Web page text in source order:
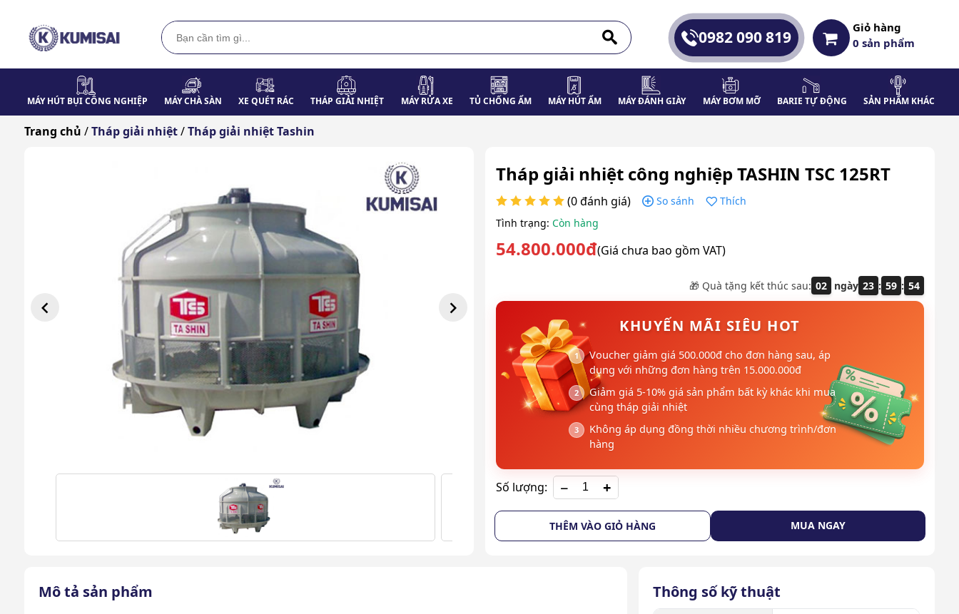
0982 090 819
Giỏ hàng
0sản phẩm
MÁY HÚT BỤI CÔNG NGHIỆP MÁY CHÀ SÀN XE QUÉT RÁC THÁP GIẢI NHIỆT MÁY RỬA XE TỦ CHỐNG ẨM MÁY HÚT ẨM MÁY ĐÁNH GIÀY MÁY BƠM MỠ BARIE TỰ ĐỘNG SẢN PHẨM KHÁC
Trang chủ / Tháp giải nhiệt / Tháp giải nhiệt Tashin
Tháp giải nhiệt công nghiệp TASHIN TSC 125RT
(0 đánh giá) So sánh
Thích
Tình trạng: Còn hàng
54.800.000đ(Giá chưa bao gồm VAT)
🎁 Quà tặng kết thúc sau: 02 ngày 23 : 59 : 53
KHUYẾN MÃI SIÊU HOT
Voucher giảm giá 500.000đ cho đơn hàng sau, áp
dụng với những đơn hàng trên 15.000.000đ
Giảm giá 5-10% giá sản phẩm bất kỳ khác khi mua
cùng tháp giải nhiệt
Không áp dụng đồng thời nhiều chương trình/đơn
hàng
Số lượng: +
THÊM VÀO GIỎ HÀNG MUA NGAY
Mô tả sản phẩm Thông số kỹ thuật